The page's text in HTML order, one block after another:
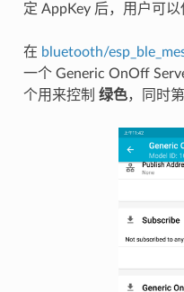
定 AppKey 后，用户可以
在 bluetooth/
一个 Generic OnOff
个用来控制 绿色，同时